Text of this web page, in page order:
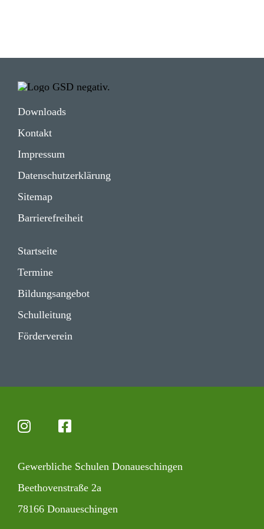
Down­loads
Kontakt
Impressum
Daten­schutz­er­klä­rung
Sitemap
Barrie­re­frei­heit
Start­seite
Termine
Bildungs­angebot
Schul­lei­tung
Förder­verein
Gewerb­liche Schulen Donaueschingen
Beet­ho­ven­straße 2a
78166 Donaueschingen